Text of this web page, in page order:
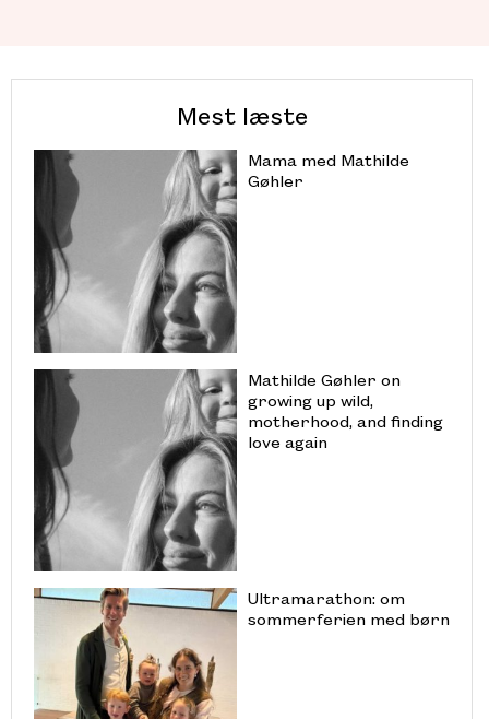
Mest læste
Mama med Mathilde
Gøhler
Mathilde Gøhler on
growing up wild,
motherhood, and finding
love again
Ultramarathon: om
sommerferien med børn